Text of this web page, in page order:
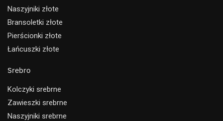
Naszyjniki złote
Bransoletki złote
Pierścionki złote
Łańcuszki złote
Srebro
Kolczyki srebrne
Zawieszki srebrne
Naszyjniki srebrne